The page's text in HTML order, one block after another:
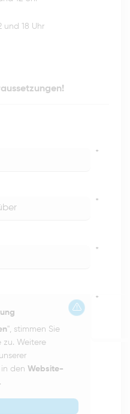
und 18 Uhr
*
*
*
", stimmen Sie
zu. Weitere
den Website-
.
*